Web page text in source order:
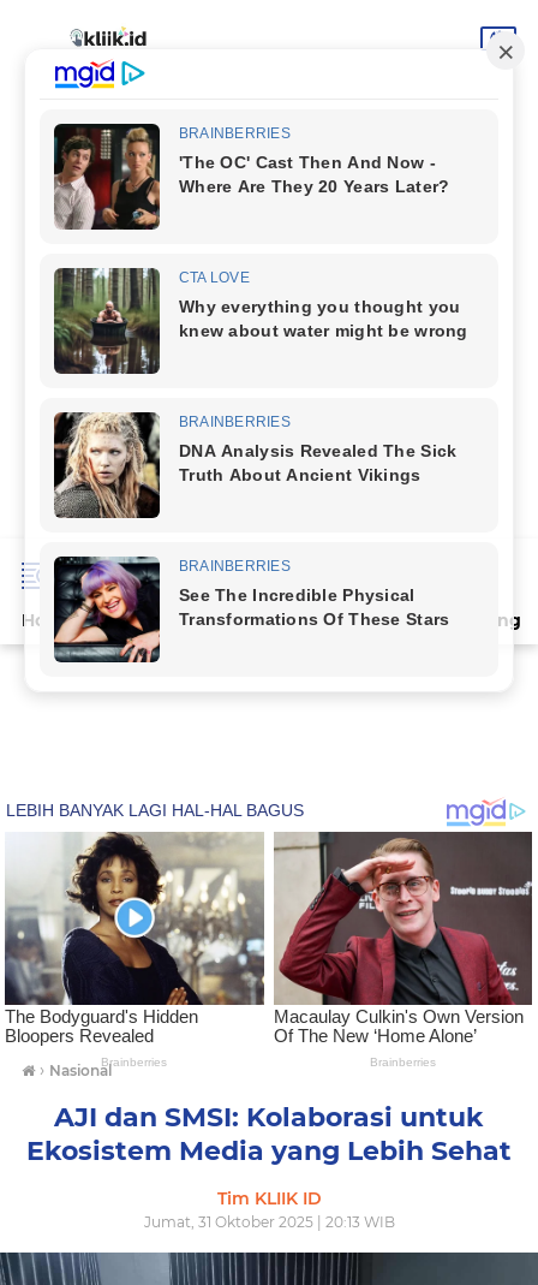
Home Terpopuler Indeks Artikel Deli Serdang
› Nasional
AJI dan SMSI: Kolaborasi untuk
Ekosistem Media yang Lebih Sehat
Tim KLIIK ID
Jumat, 31 Oktober 2025 | 20:13 WIB